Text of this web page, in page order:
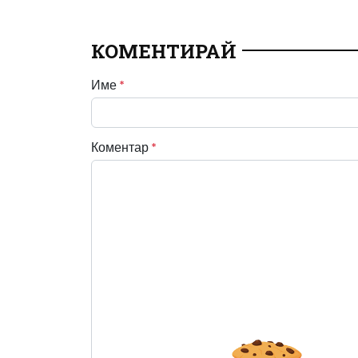
КОМЕНТИРАЙ
Име *
Коментар *